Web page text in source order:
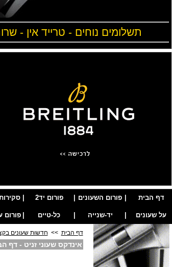
תשלומים נוחים - טרייד אין -
דף הבית פורום השעונים פורום יד2
על שעונים יד-שנייה כל-טיים פורום
דף הבית >> חדשות שעונים
אינדקס שעוני זניט - דף